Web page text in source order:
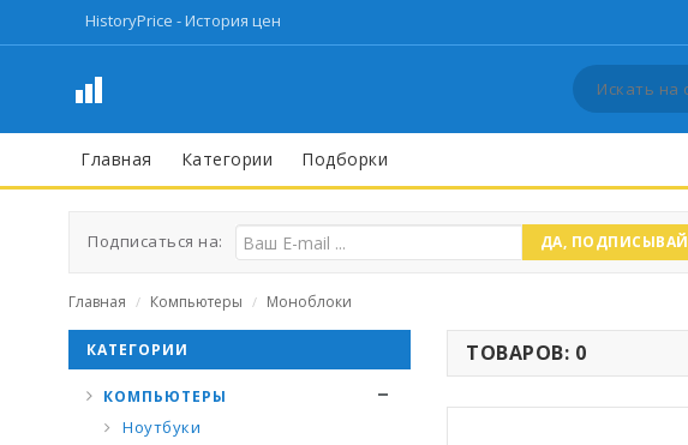
HistoryPrice - История цен
Главная Категории Подборки
Подписаться на: ДА, ПОДПИСЫВАЙ
Главная / Компьютеры / Моноблоки
ТОВАРОВ: 0
КАТЕГОРИИ
КОМПЬЮТЕРЫ
Ноутбуки